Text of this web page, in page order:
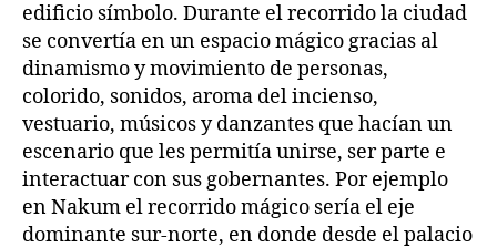
edificio símbolo. Durante el recorrido la ciudad
se convertía en un espacio mágico gracias al
dinamismo y movimiento de personas,
colorido, sonidos, aroma del incienso,
vestuario, músicos y danzantes que hacían un
escenario que les permitía unirse, ser parte e
interactuar con sus gobernantes. Por ejemplo
en Nakum el recorrido mágico sería el eje
dominante sur-norte, en donde desde el palacio